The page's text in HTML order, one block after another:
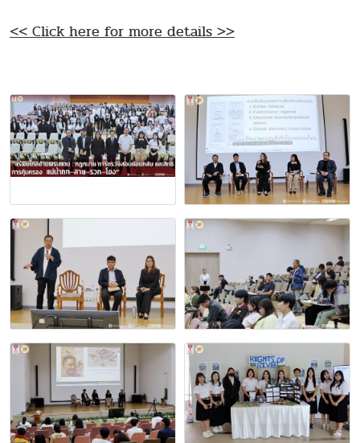
<< Click here for more details >>